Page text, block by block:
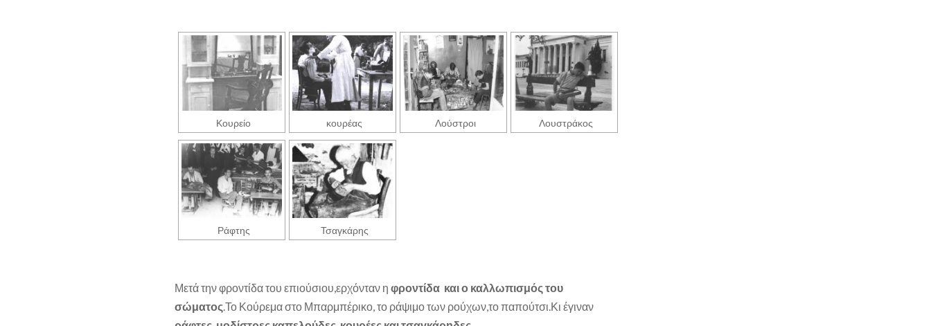
Κουρείο κουρέας Λούστροι Λουστράκος
Ράφτης Τσαγκάρης
Μετά την φροντίδα του επιούσιου,ερχόνταν η φροντίδα και ο καλλωπισμός του
σώματος.Το Κούρεμα στο Μπαρμπέρικο, το ράψιμο των ρούχων,το παπούτσι.Κι έγιναν